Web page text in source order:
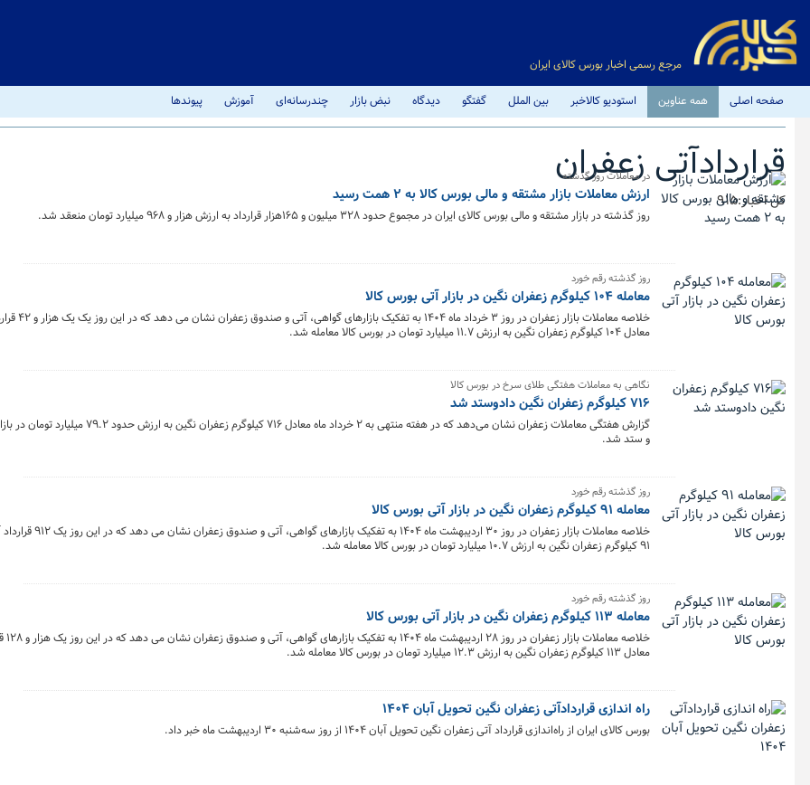
مرجع رسمی اخبار بورس کالای ایران
صفحه اصلی همه عناوین استودیو کالاخبر بین الملل گفتگو دیدگاه نبض بازار چندرسانه‌ای آموزش پیوندها
قراردادآتی زعفران
کل اخبار:915
در معاملات روز گذشته
ارزش معاملات بازار مشتقه و مالی بورس کالا به ۲ همت رسید
روز گذشته در بازار مشتقه و مالی بورس کالای ایران در مجموع حدود ۳۲۸ میلیون و ۱۶۵هزار قرارداد به ارزش هزار و ۹۶۸ میلیارد تومان منعقد شد.
روز گذشته رقم خورد
معامله ۱۰۴ کیلوگرم زعفران نگین در بازار آتی بورس کالا
خلاصه معاملات بازار
معادل ۱۰۴ کیلوگرم زعفران نگین به ارزش ۱۱.۷ میلیارد تومان در بورس کالا معامله شد.
نگاهی به معاملات هفتگی طلای سرخ در بورس کالا
۷۱۶ کیلوگرم زعفران نگین دادوستد شد
گزارش هفتگی معاملات زعفران نشان می‌دهد که در هفته منتهی به ۲ خرداد ماه
و ستد شد.
روز گذشته رقم خورد
معامله ۹۱ کیلوگرم زعفران نگین در بازار آتی بورس کالا
خلاصه معاملات بازار زعفران در روز ۳۰
۹۱ کیلوگرم زعفران نگین به ارزش ۱۰.۷ میلیارد تومان در بورس کالا معامله شد.
روز گذشته رقم خورد
معامله ۱۱۳ کیلوگرم زعفران نگین در بازار آتی بورس کالا
معادل ۱۱۳ کیلوگرم زعفران نگین به ارزش ۱۲.۳ میلیارد تومان در بورس کالا معامله شد.
راه اندازی قراردادآتی زعفران نگین تحویل آبان ۱۴۰۴
بورس کالای ایران از راه‌اندازی قرارداد آتی زعفران نگین تحویل آبان ۱۴۰۴ از روز سه‌شنبه ۳۰ اردیبهشت ماه خبر داد.